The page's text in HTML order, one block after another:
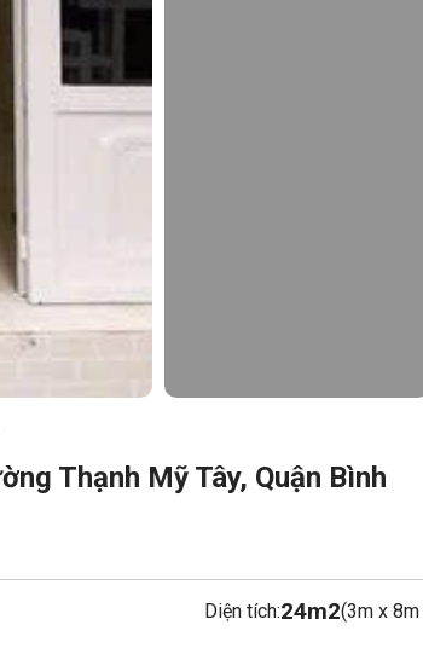
Thạnh Mỹ Tây, Quận Bình
Diện tích:24m2(3m x 8m